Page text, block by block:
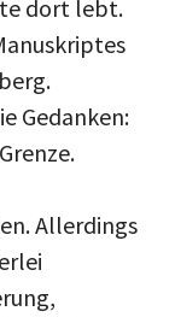
dort lebt.
Gedanken:
Allerdings